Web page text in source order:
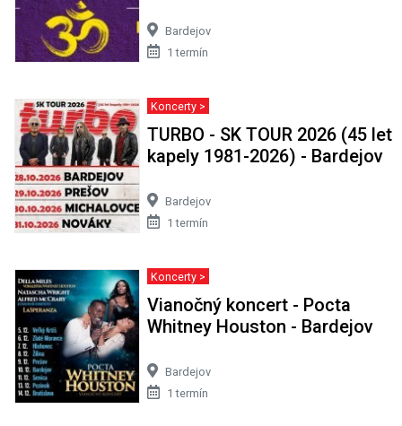
Bardejov
1 termín
Koncerty >
TURBO - SK TOUR 2026 (45 let
kapely 1981-2026) - Bardejov
Bardejov
1 termín
Koncerty >
Vianočný koncert - Pocta
Whitney Houston - Bardejov
Bardejov
1 termín